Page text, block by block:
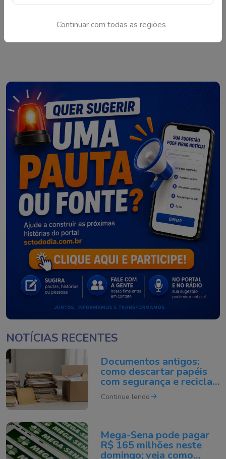
Continuar com todas as regiões
Defesa Civil na região
NOTÍCIAS RECENTES
Documentos antigos:
como descartar papéis
com segurança e reciclar
do jeito certo
Continue lendo
Mega-Sena pode pagar
R$ 165 milhões neste
domingo; veja como